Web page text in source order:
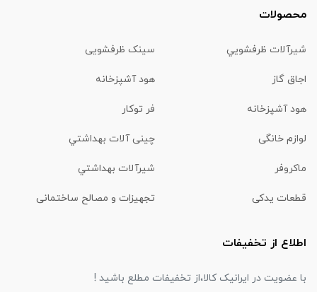
محصولات
شیرآلات ظرفشويي سینک ظرفشویی
اجاق گاز هود آشپزخانه
هود آشپزخانه فر توکار
لوازم خانگی چینی آلات بهداشتي
ماكروفر شیرآلات بهداشتي
قطعات یدکی تجهیزات و مصالح ساختمانی
اطلاع از تخفیفات
با عضویت در ایرانیک کالا،از تخفیفات مطلع باشید !